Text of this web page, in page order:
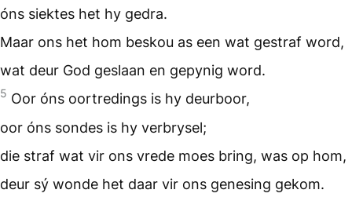
óns siektes het hy gedra.
Maar ons het hom beskou as een wat gestraf word,
wat deur God geslaan en gepynig word.
5 Oor óns oortredings is hy deurboor,
oor óns sondes is hy verbrysel;
die straf wat vir ons vrede moes bring, was op hom,
deur sý wonde het daar vir ons genesing gekom.